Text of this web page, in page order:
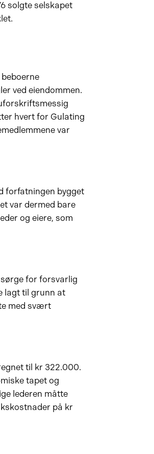
solgte selskapet
ved eiendommen.
hvert for Gulating
var
forfatningen bygget
var dermed bare
og eiere, som
for forsvarlig
lagt til grunn at
med svært
til kr 322.000.
tapet og
lederen måtte
på kr